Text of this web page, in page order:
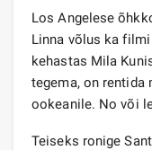
Los Angelese
Linna võlus ka filmi
kehastas Mila
tegema, on rentida
ookeanile. No või
Teiseks ronige